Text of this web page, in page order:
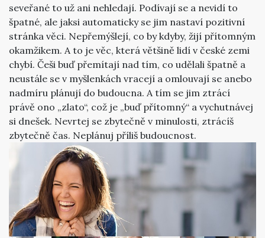
seveřané to už ani nehledají. Podívají se a nevidí to
špatné, ale jaksi automaticky se jim nastaví pozitivní
stránka věci. Nepřemýšlejí, co by kdyby, žijí přítomným
okamžikem. A to je věc, která většině lidí v české zemi
chybí. Češi buď přemítají nad tím, co udělali špatně a
neustále se v myšlenkách vracejí a omlouvají se anebo
nadmíru plánují do budoucna. A tím se jim ztrácí
právě ono „zlato“, což je „buď přítomný“ a vychutnávej
si dnešek. Nevrtej se zbytečně v minulosti, ztrácíš
zbytečně čas. Neplánuj příliš budoucnost.